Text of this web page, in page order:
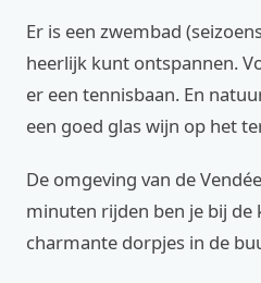
Er is een zwembad
heerlijk kunt ontspannen.
er een tennisbaan. En
een goed glas wijn op het
De omgeving van de
minuten rijden ben je bij de
charmante dorpjes in de